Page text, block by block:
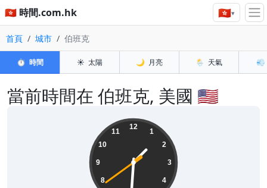
🇭🇰 時間.com.hk 🇭🇰▾
首頁 城市 伯班克
⏱️ 時間 ☀️ 太陽 🌙 月亮 🌦️ 天氣 💨
當前時間在 伯班克, 美國 🇺🇸
12
1
2
3
4
8
9
10
11